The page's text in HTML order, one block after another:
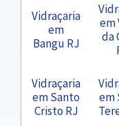
Vidraçaria
em
Bangu RJ
em
da
Vidraçaria
em Santo
Cristo RJ
em